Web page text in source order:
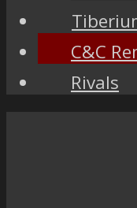
C&C
Rivals